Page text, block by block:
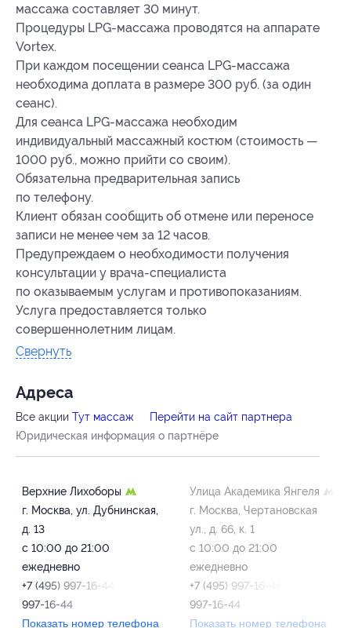
массажа составляет 30 минут.
Процедуры LPG-массажа проводятся на аппарате
Vortex.
При каждом посещении сеанса LPG-массажа
необходима доплата в размере 300 руб. (за один
сеанс).
Для сеанса LPG-массажа необходим
индивидуальный массажный костюм (стоимость —
1000 руб., можно прийти со своим).
Обязательна предварительная запись
по телефону.
Клиент обязан сообщить об отмене или переносе
записи не менее чем за 12 часов.
Предупреждаем о необходимости получения
консультации у врача-специалиста
по оказываемым услугам и противопоказаниям.
Услуга предоставляется только
совершеннолетним лицам.
Свернуть
Адресa
Все акции Тут массаж
Перейти на сайт партнера
Юридическая информация о партнёре
Верхние Лихоборы
г. Москва, ул. Дубнинская,
д. 13
с 10:00 до 21:00
ежедневно
+7 (495) 997-16-44, +7 (985)
997-16-44
Показать номер телефона
Улица Академика Янгеля
г. Москва, Чертановская
ул., д. 66, к. 1
с 10:00 до 21:00
ежедневно
+7 (495) 997-16-44, +7 (985)
997-16-44
Показать номер телефона